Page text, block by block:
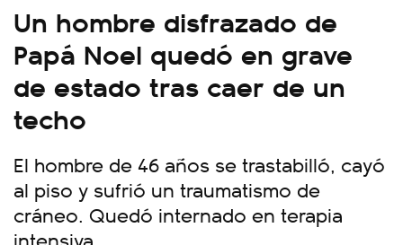
Un hombre disfrazado de
Papá Noel quedó en grave
de estado tras caer de un
techo
El hombre de 46 años se trastabilló, cayó
al piso y sufrió un traumatismo de
cráneo. Quedó internado en terapia
intensiva.